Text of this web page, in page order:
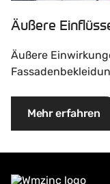
Äußere
Äußere
Mehr erfahren